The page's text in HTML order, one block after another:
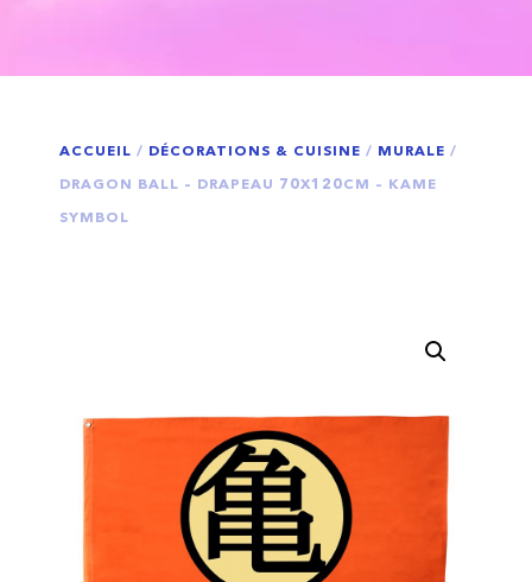
ACCUEIL / DÉCORATIONS & CUISINE / MURALE /
DRAGON BALL – DRAPEAU 70X120CM – KAME
SYMBOL